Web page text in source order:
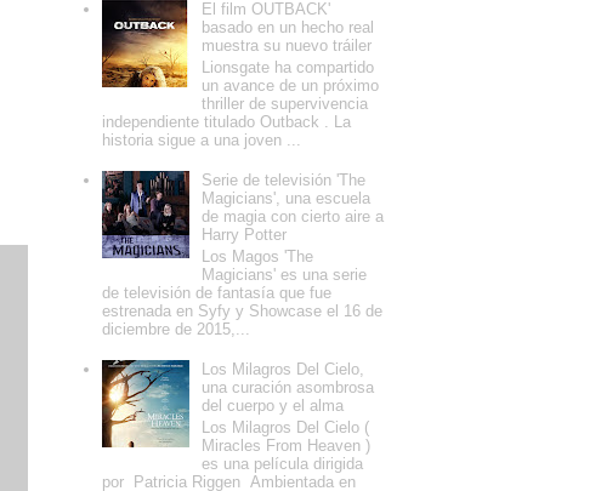
El film OUTBACK'
basado en un hecho real
muestra su nuevo tráiler
Lionsgate ha compartido
un avance de un próximo
thriller de supervivencia
independiente titulado Outback . La
historia sigue a una joven ...
Serie de televisión 'The
Magicians', una escuela
de magia con cierto aire a
Harry Potter
Los Magos 'The
Magicians' es una serie
de televisión de fantasía que fue
estrenada en Syfy y Showcase el 16 de
diciembre de 2015,...
Los Milagros Del Cielo,
una curación asombrosa
del cuerpo y el alma
Los Milagros Del Cielo (
Miracles From Heaven )
es una película dirigida
por Patricia Riggen Ambientada en